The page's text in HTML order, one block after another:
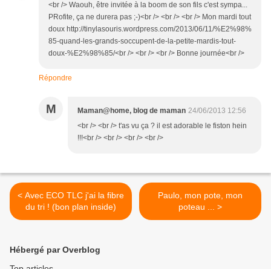
<br /> Waouh, être invitée à la boom de son fils c'est sympa...
PRofite, ça ne durera pas ;-)<br /> <br /> <br /> Mon mardi tout
doux http://tinylasouris.wordpress.com/2013/06/11/%E2%98%
85-quand-les-grands-soccupent-de-la-petite-mardis-tout-
doux-%E2%98%85/<br /> <br /> <br /> Bonne journée<br />
Répondre
M Maman@home, blog de maman 24/06/2013 12:56
<br /> <br /> t'as vu ça ? il est adorable le fiston hein
!!!<br /> <br /> <br /> <br />
< Avec ECO TLC j'ai la fibre
du tri ! (bon plan inside)
Paulo, mon pote, mon
poteau ... >
Hébergé par Overblog